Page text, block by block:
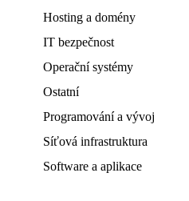
Hosting a domény
IT bezpečnost
Operační systémy
Ostatní
Programování a vývoj
Síťová infrastruktura
Software a aplikace